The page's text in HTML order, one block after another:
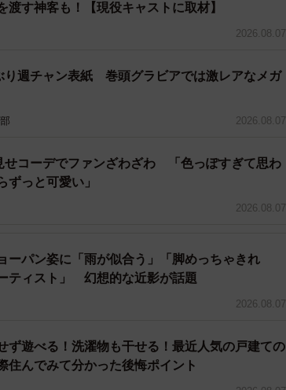
す神客も！【現役キャストに取材】
2026.08.07
週チャン表紙 巻頭グラビアでは激レアなメガ
2026.08.07
コーデでファンざわざわ 「色っぽすぎて思わ
ずっと可愛い」
2026.08.07
ーパン姿に「雨が似合う」「脚めっちゃきれ
ティスト」 幻想的な近影が話題
2026.08.07
ず遊べる！洗濯物も干せる！最近人気の戸建ての
んでみて分かった後悔ポイント